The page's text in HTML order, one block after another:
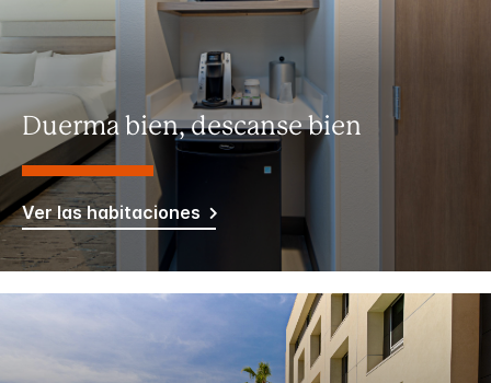
Duerma bien, descanse bien
Ver las habitaciones